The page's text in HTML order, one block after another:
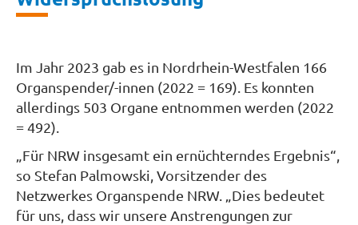
Im Jahr 2023 gab es in Nordrhein-Westfalen 166
Organspender/-innen (2022 = 169). Es konnten
allerdings 503 Organe entnommen werden (2022
= 492).
„Für NRW insgesamt ein ernüchterndes Ergebnis“,
so Stefan Palmowski, Vorsitzender des
Netzwerkes Organspende NRW. „Dies bedeutet
für uns, dass wir unsere Anstrengungen zur